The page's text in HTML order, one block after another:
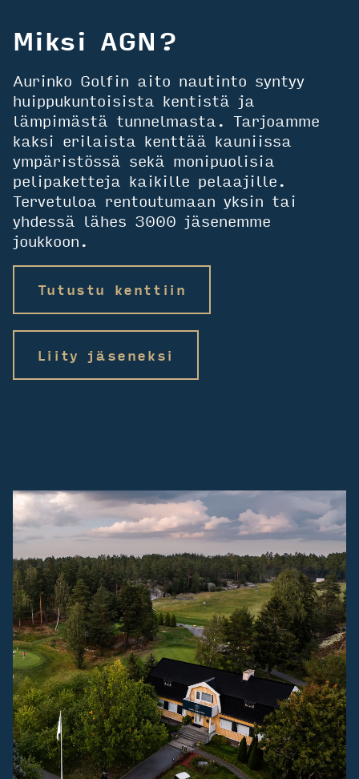
Miksi AGN?
Aurinko Golfin aito nautinto syntyy
huippukuntoisista kentistä ja
lämpimästä tunnelmasta. Tarjoamme
kaksi erilaista kenttää kauniissa
ympäristössä sekä monipuolisia
pelipaketteja kaikille pelaajille.
Tervetuloa rentoutumaan yksin tai
yhdessä lähes 3000 jäsenemme
joukkoon.
Tutustu kenttiin
Liity jäseneksi